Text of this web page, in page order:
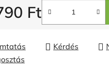
Ft
Kérdés